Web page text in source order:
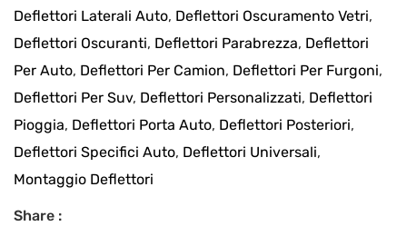
Deflettori Laterali Auto, Deflettori Oscuramento Vetri,
Deflettori Oscuranti, Deflettori Parabrezza, Deflettori
Per Auto, Deflettori Per Camion, Deflettori Per Furgoni,
Deflettori Per Suv, Deflettori Personalizzati, Deflettori
Pioggia, Deflettori Porta Auto, Deflettori Posteriori,
Deflettori Specifici Auto, Deflettori Universali,
Montaggio Deflettori
Share :